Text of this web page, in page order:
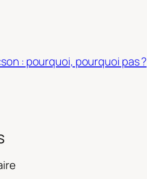
: pourquoi, pourquoi pas ?